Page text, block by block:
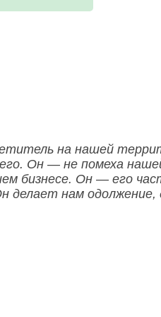
на нашей
Он — не помеха
бизнесе. Он — его
делает нам одолжение,